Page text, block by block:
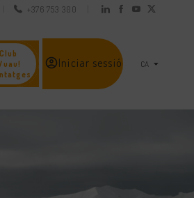
+376 753 300
Club
Iniciar sessió